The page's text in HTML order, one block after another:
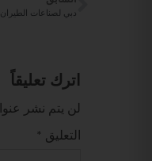
اترك تعليقاً
لن يتم نشر
التعليق *